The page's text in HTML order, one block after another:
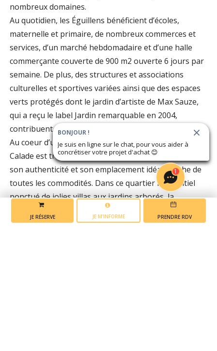
nombreux domaines.
Au quotidien, les Éguillens bénéficient d’écoles,
maternelle et primaire, de nombreux commerces et
services, d’un marché hebdomadaire et d’une halle
commerçante couverte de 900 m2 ouverte 6 jours par
semaine. De plus, des structures et associations
culturelles et sportives variées ainsi que des espaces
verts protégés dont le jardin d’artiste de Max Sauze,
qui a reçu le label Jardin remarquable en 2004,
contribuent à une belle qualité de vie au quotidien.
Au coeur d’une nature luxuriante, le secteur de la
Calade est très prisé par les Eguillens pour son calme,
son authenticité et son emplacement idéal proche de
toutes les commodités. Dans ce quartier résidentiel
ponctué de jolies villas aux jardins arborés, la
résidence « L’Écrin Azur » vous invite à découvrir une
adresse pratique à 5 minutes* à pied du centre.
JE RÉSERVE JE M'INFORME PRENDRE RDV
1
BONJOUR !
Je suis en ligne sur le chat, pour vous aider à
concrétiser votre projet d'achat 😊